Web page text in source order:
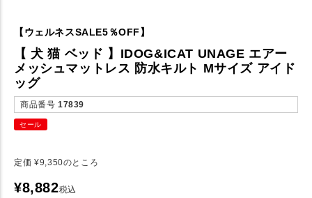
【ウェルネスSALE5％OFF】
【 犬 猫 ベッド 】IDOG&ICAT UNAGE エアー
メッシュマットレス 防水キルト Mサイズ アイド
ッグ
商品番号 17839
セール
定価 ¥9,350のところ
¥8,882税込